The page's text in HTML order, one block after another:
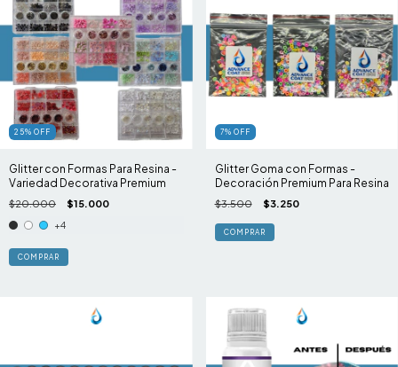
25% OFF
Glitter con Formas Para Resina -
Variedad Decorativa Premium
$20.000 $15.000
+4
COMPRAR
7% OFF
Glitter Goma con Formas -
Decoración Premium Para Resina
$3.500 $3.250
COMPRAR